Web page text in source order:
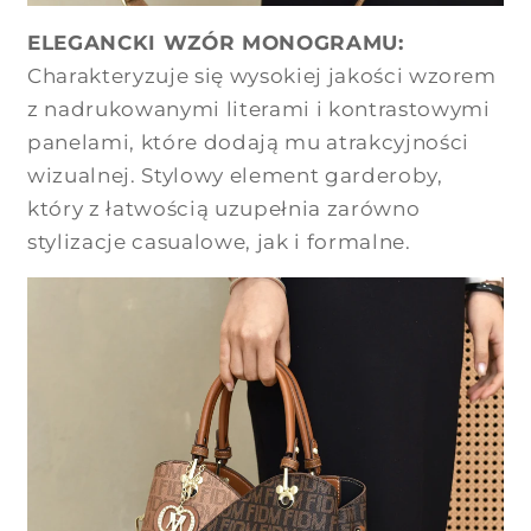
ELEGANCKI WZÓR MONOGRAMU:
Charakteryzuje się wysokiej jakości wzorem
z nadrukowanymi literami i kontrastowymi
panelami, które dodają mu atrakcyjności
wizualnej. Stylowy element garderoby,
który z łatwością uzupełnia zarówno
stylizacje casualowe, jak i formalne.